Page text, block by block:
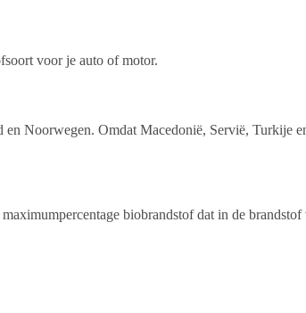
voor je auto of motor.
Noorwegen. Omdat Macedonië, Servië, Turkije
biobrandstof dat in de